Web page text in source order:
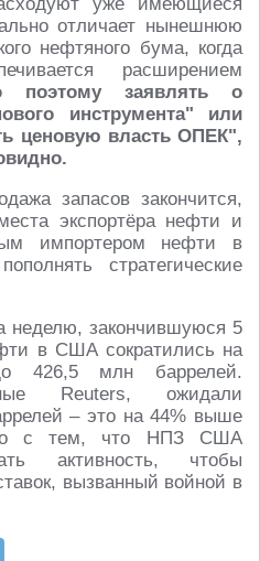
отличает нынешнюю
нефтяного бума, когда
расширением
поэтому заявлять о
инструмента" или
ценовую власть ОПЕК",
запасов закончится,
экспортёра нефти и
импортером нефти в
стратегические
неделю, закончившуюся 5
в США сократились на
426,5 млн баррелей.
Reuters, ожидали
– это на 44% выше
с тем, что НПЗ США
активность, чтобы
вызванный войной в